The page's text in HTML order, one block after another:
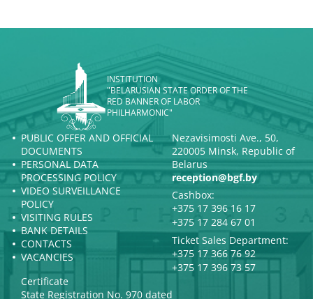
INSTITUTION
"BELARUSIAN STATE ORDER OF THE
RED BANNER OF LABOR
PHILHARMONIC"
PUBLIC OFFER AND OFFICIAL
DOCUMENTS
PERSONAL DATA
PROCESSING POLICY
VIDEO SURVEILLANCE
POLICY
VISITING RULES
BANK DETAILS
CONTACTS
VACANCIES
Nezavisimosti Ave., 50,
220005 Minsk, Republic of
Belarus
reception@bgf.by
Cashbox:
+375 17 396 16 17
+375 17 284 67 01
Ticket Sales Department:
+375 17 366 76 92
+375 17 396 73 57
Certificate
State Registration No. 970 dated